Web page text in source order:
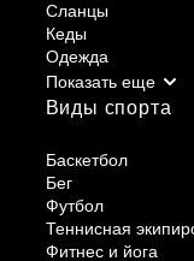
Сланцы
Кеды
Одежда
Виды спорта
Баскетбол
Бег
Футбол
Теннисная
Фитнес и йога